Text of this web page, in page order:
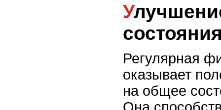
Улучшение общего
Регулярная
оказывает
на общее